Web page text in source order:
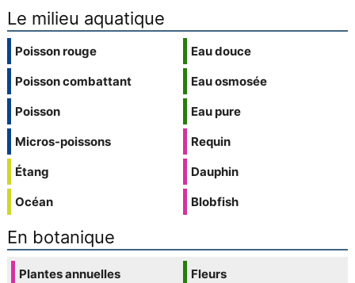
Le milieu aquatique
Poisson rouge
Poisson combattant
Poisson
Micros-poissons
Étang
Océan
Eau douce
Eau osmosée
Eau pure
Requin
Dauphin
Blobfish
En botanique
Plantes annuelles
Fleurs